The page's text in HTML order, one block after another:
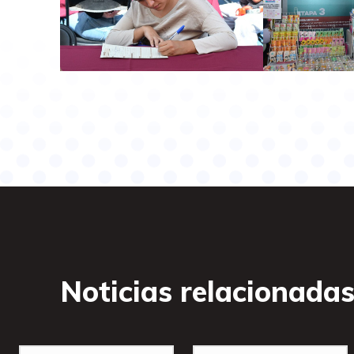
Noticias relacionadas